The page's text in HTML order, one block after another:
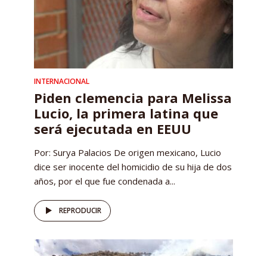
INTERNACIONAL
Piden clemencia para Melissa
Lucio, la primera latina que
será ejecutada en EEUU
Por: Surya Palacios De origen mexicano, Lucio
dice ser inocente del homicidio de su hija de dos
años, por el que fue condenada a...
REPRODUCIR